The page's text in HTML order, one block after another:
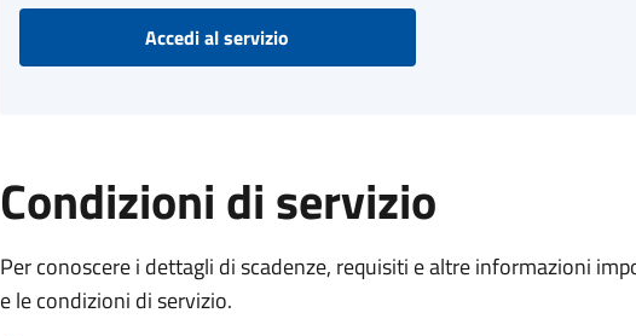
Accedi al servizio
Condizioni di servizio
Per conoscere i dettagli di scadenze, requisiti e altre informazioni
e le condizioni di servizio.